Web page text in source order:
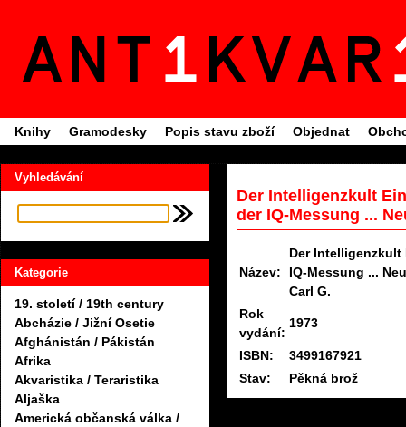
Knihy Gramodesky Popis stavu zboží Objednat
Vyhledávání
Kategorie
19. století / 19th century
Abcházie / Jižní Osetie
Afghánistán / Pákistán
Afrika
Akvaristika / Teraristika
Aljaška
Americká občanská válka /
Der Intelligenzkult
der IQ-Messung ...
Název:
Der
IQ-Messung ...
Carl G.
Rok
vydání:
1973
ISBN:
3499167921
Stav:
Pěkná brož